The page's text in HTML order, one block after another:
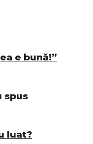
e bună!”
spus
luat?